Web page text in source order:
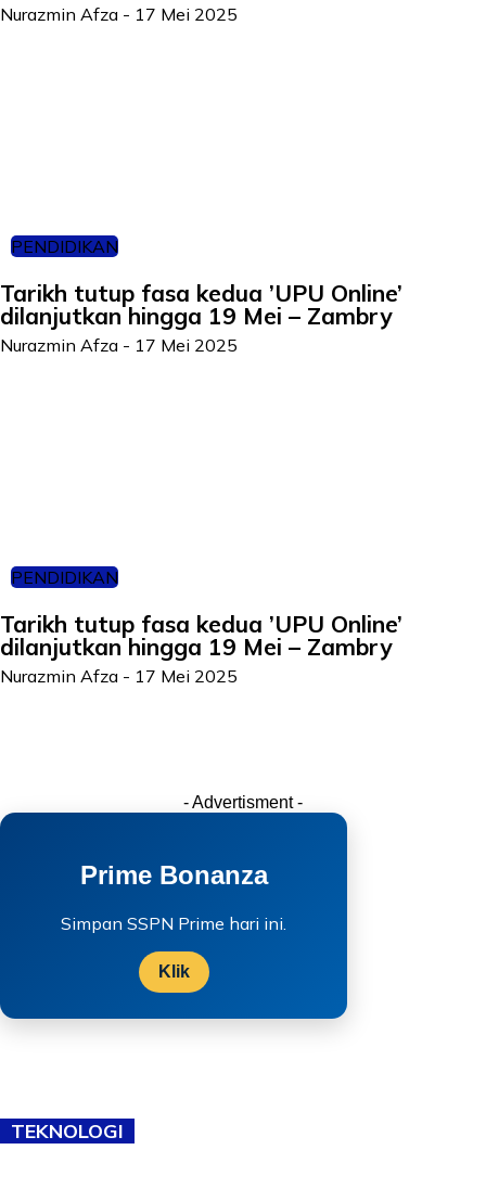
Nurazmin Afza - 17 Mei 2025
PENDIDIKAN
Tarikh tutup fasa kedua ’UPU Online’
dilanjutkan hingga 19 Mei – Zambry
Nurazmin Afza - 17 Mei 2025
PENDIDIKAN
Tarikh tutup fasa kedua ’UPU Online’
dilanjutkan hingga 19 Mei – Zambry
Nurazmin Afza - 17 Mei 2025
- Advertisment -
Prime Bonanza
Simpan SSPN Prime hari ini.
Klik
TEKNOLOGI